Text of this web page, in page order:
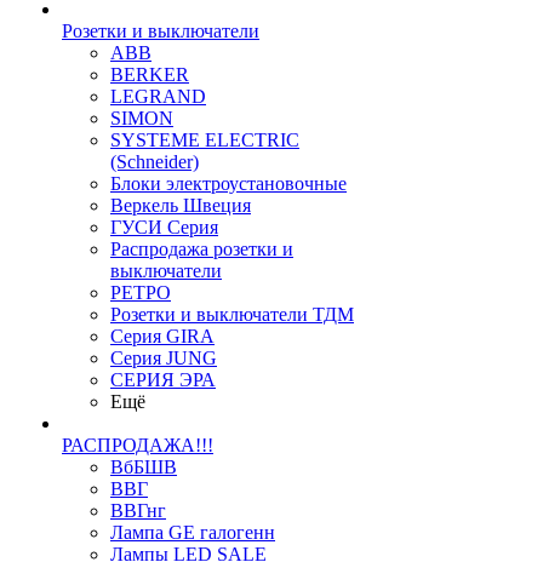
Розетки и выключатели
ABB
BERKER
LEGRAND
SIMON
SYSTEME ELECTRIC
(Schneider)
Блоки электроустановочные
Веркель Швеция
ГУСИ Серия
Распродажа розетки и
выключатели
РЕТРО
Розетки и выключатели ТДМ
Серия GIRA
Серия JUNG
СЕРИЯ ЭРА
Ещё
РАСПРОДАЖА!!!
ВбБШВ
ВВГ
ВВГнг
Лампа GE галогенн
Лампы LED SALE